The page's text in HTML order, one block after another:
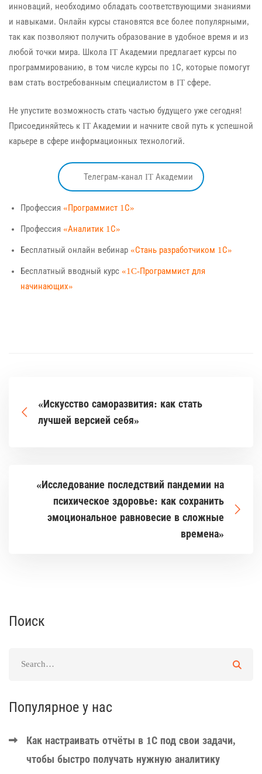
инноваций, необходимо обладать соответствующими знаниями
и навыками. Онлайн курсы становятся все более популярными,
так как позволяют получить образование в удобное время и из
любой точки мира. Школа IT Академии предлагает курсы по
программированию, в том числе курсы по 1С, которые помогут
вам стать востребованным специалистом в IT сфере.
Не упустите возможность стать частью будущего уже сегодня!
Присоединяйтесь к IT Академии и начните свой путь к успешной
карьере в сфере информационных технологий.
Телеграм-канал IT Академии
Профессия «Программист 1С»
Профессия «Аналитик 1С»
Бесплатный онлайн вебинар «Стань разработчиком 1С»
Бесплатный вводный курс «1C-Программист для
начинающих»
«Искусство саморазвития: как стать
лучшей версией себя»
«Исследование последствий пандемии на
психическое здоровье: как сохранить
эмоциональное равновесие в сложные
времена»
Поиск
Популярное у нас
Как настраивать отчёты в 1С под свои задачи,
чтобы быстро получать нужную аналитику